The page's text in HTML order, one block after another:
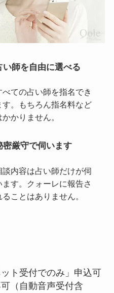
い師を自由に選べる
べての占い師を指名でき
す。もちろん指名料など
かかりません。
密厳守で伺います
談内容は占い師だけが伺
ます。クォーレに報告さ
ることはありません。
ト受付でのみ」申込可
（自動音声受付含